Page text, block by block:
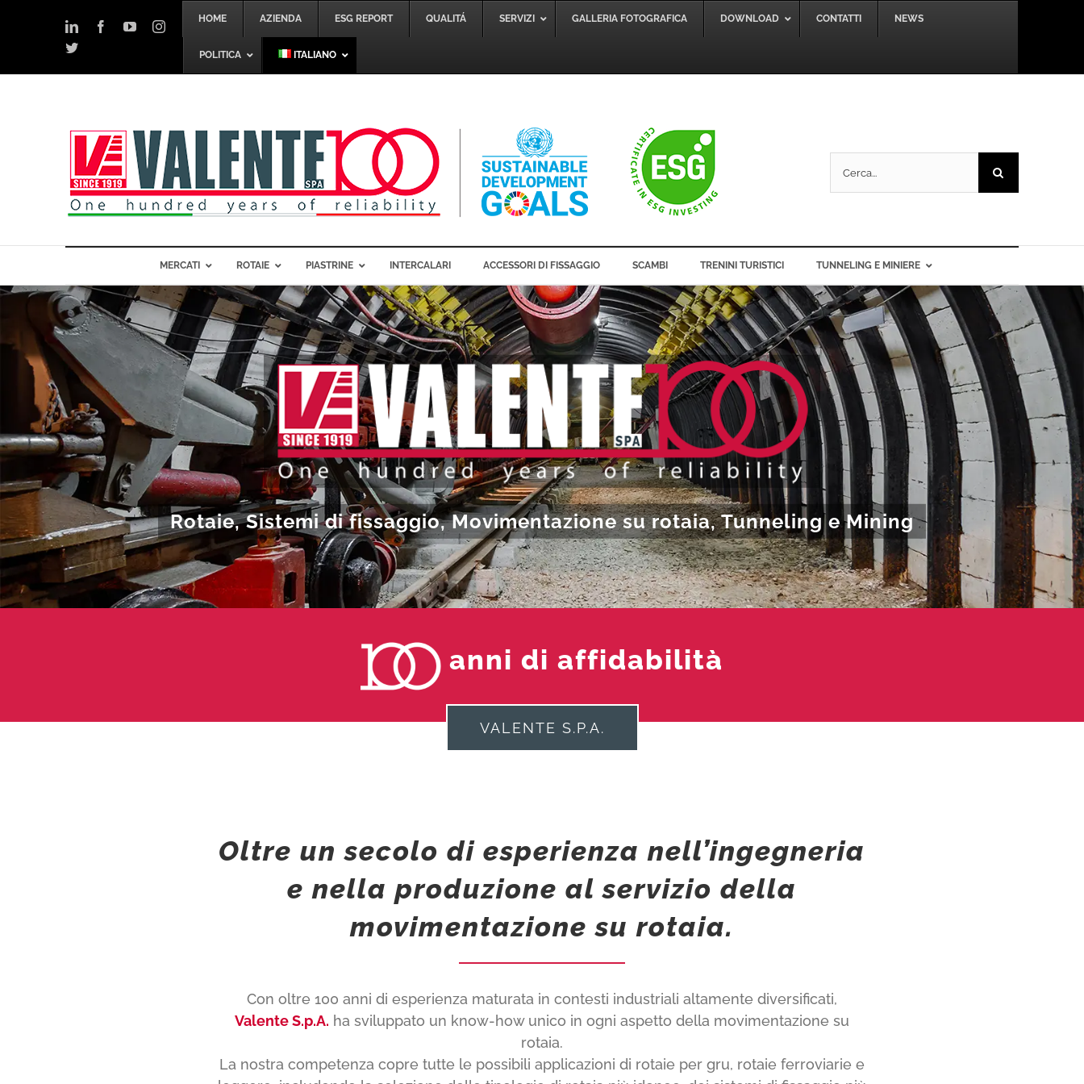
LinkedInFacebookYouTubeInstagram
Twitter
HOME AZIENDA ESG REPORT QUALITÁ SERVIZI GALLERIA FOTOGRAFICA DOWNLOAD CONTATTI NEWS
POLITICA ITALIANO
per:
MERCATI ROTAIE PIASTRINE INTERCALARI ACCESSORI DI FISSAGGIO SCAMBI TRENINI TURISTICI TUNNELING E MINIERE
Rotaie, Sistemi di fissaggio, Movimentazione su rotaia, Tunneling e Mining
anni di affidabilità
VALENTE S.P.A.
Oltre un secolo di esperienza nell’ingegneria
e nella produzione al servizio della
movimentazione su rotaia.
Con oltre 100 anni di esperienza maturata in contesti industriali altamente diversificati,
Valente S.p.A. ha sviluppato un know-how unico in ogni aspetto della movimentazione su
rotaia.
La nostra competenza copre tutte le possibili applicazioni di rotaie per gru, rotaie ferroviarie e